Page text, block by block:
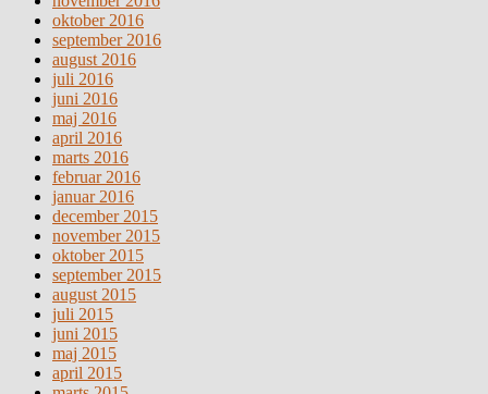
oktober 2016
september 2016
august 2016
juli 2016
juni 2016
maj 2016
april 2016
marts 2016
februar 2016
januar 2016
december 2015
november 2015
oktober 2015
september 2015
august 2015
juli 2015
juni 2015
maj 2015
april 2015